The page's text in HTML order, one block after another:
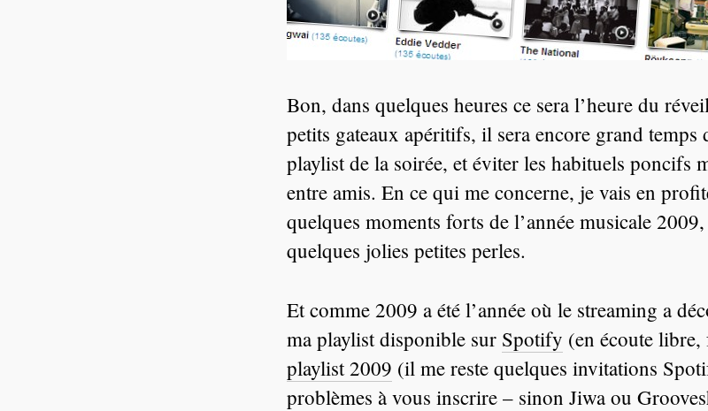
Bon, dans quelques heures ce sera l’heure du
petits gateaux apéritifs, il sera encore grand temps
playlist de la soirée, et éviter les habituels poncifs
entre amis. En ce qui me concerne, je vais en
quelques moments forts de l’année musicale
quelques jolies petites perles.
Et comme 2009 a été l’année où le streaming a
ma playlist disponible sur Spotify (en écoute
playlist 2009 (il me reste quelques invitations
problèmes à vous inscrire – sinon Jiwa ou